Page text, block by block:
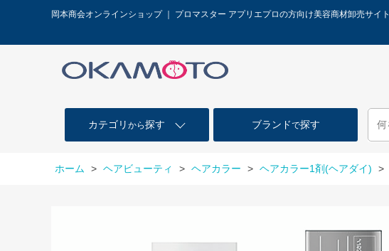
岡本商会オンラインショップ ｜ プロマスター アプリエプロの方向け美容商材卸売サイト
カテゴリ から探す ブランドで探す
ホーム > ヘアビューティ > ヘアカラー > ヘアカラー1剤(ヘアダイ) >